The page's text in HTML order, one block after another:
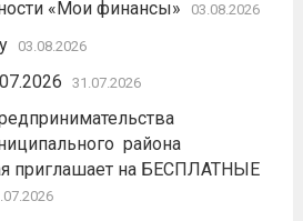
«Мои финансы»
03.08.2026
03.08.2026
31.07.2026
района
приглашает на БЕСПЛАТНЫЕ